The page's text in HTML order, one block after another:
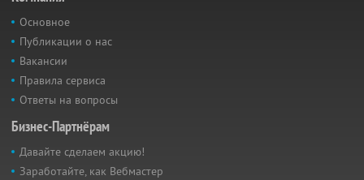
Основное
Публикации о нас
Вакансии
Правила сервиса
Ответы на вопросы
Бизнес-Партнёрам
Давайте сделаем акцию!
Заработайте, как Вебмастер